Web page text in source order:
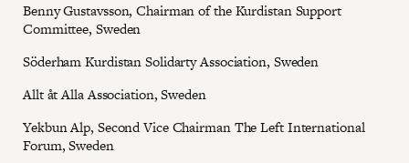
Benny Gustavsson, Chairman of the Kurdistan Support
Committee, Sweden
Söderham Kurdistan Solidarty Association, Sweden
Allt åt Alla Association, Sweden
Yekbun Alp, Second Vice Chairman The Left International
Forum, Sweden